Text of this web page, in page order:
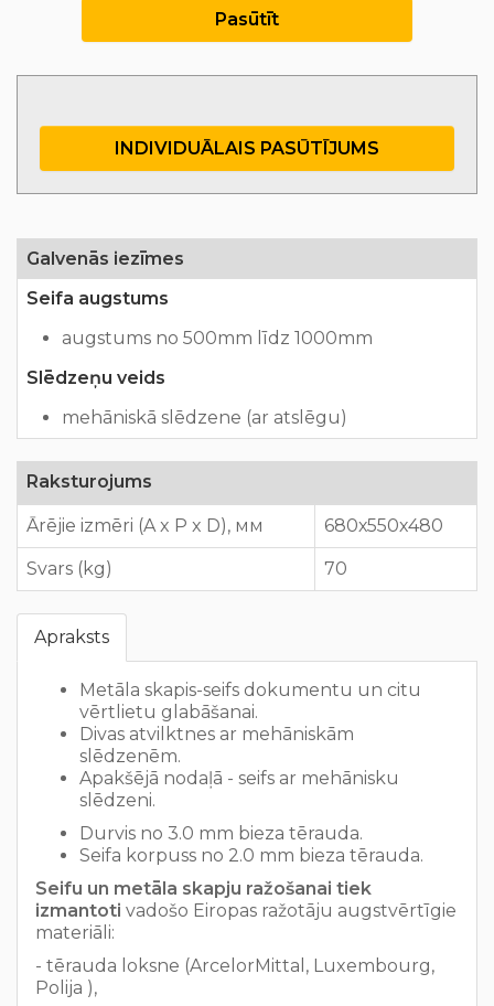
Pasūtīt
INDIVIDUĀLAIS PASŪTĪJUMS
Galvenās iezīmes
Seifa augstums
augstums no 500mm līdz 1000mm
Slēdzeņu veids
mehāniskā slēdzene (ar atslēgu)
Raksturojums
Ārējie izmēri (A x P x D), мм 680х550х480
Svars (kg) 70
Apraksts
Metāla skapis-seifs dokumentu un citu
vērtlietu glabāšanai.
Divas atvilktnes ar mehāniskām
slēdzenēm.
Apakšējā nodaļā - seifs ar mehānisku
slēdzeni.
Durvis no 3.0 mm bieza tērauda.
Seifa korpuss no 2.0 mm bieza tērauda.
Seifu un metāla skapju ražošanai tiek
izmantoti vadošo Eiropas ražotāju augstvērtīgie
materiāli:
- tērauda loksne (ArcelorMittal, Luxembourg,
Polija ),